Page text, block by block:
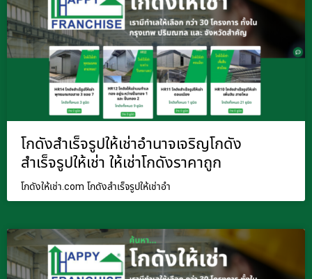
โกดังสำเร็จรูปให้เช่าอำนาจเจริญโกดัง
สำเร็จรูปให้เช่า ให้เช่าโกดังราคาถูก
โกดังให้เช่า.com โกดังสำเร็จรูปให้เช่าอำ